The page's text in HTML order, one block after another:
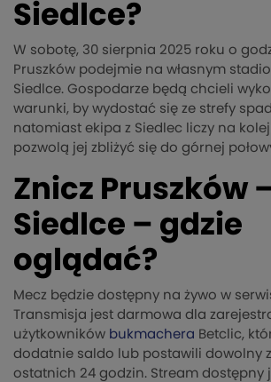
Siedlce?
W sobotę, 30 sierpnia 2025 roku o
Pruszków podejmie na własnym
Siedlce. Gospodarze będą chcieli
warunki, by wydostać się ze strefy
natomiast ekipa z Siedlec liczy na
pozwolą jej zbliżyć się do górnej
Znicz Pruszków
Siedlce – gdzie
oglądać?
Mecz będzie dostępny na żywo w
Transmisja jest darmowa dla
użytkowników bukmachera Betclic,
dodatnie saldo lub postawili dowolny
ostatnich 24 godzin. Stream dostępny